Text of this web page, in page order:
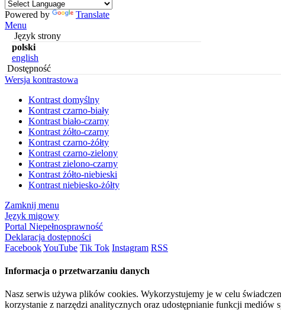
Powered by
Translate
Menu
Język strony
polski
english
Dostępność
Wersja kontrastowa
Kontrast domyślny
Kontrast czarno-biały
Kontrast biało-czarny
Kontrast żółto-czarny
Kontrast czarno-żółty
Kontrast czarno-zielony
Kontrast zielono-czarny
Kontrast żółto-niebieski
Kontrast niebiesko-żółty
Zamknij menu
Język migowy
Portal Niepełnosprawność
Deklaracja dostępności
FacebookYouTube Tik Tok Instagram RSS
Informacja o przetwarzaniu danych
Nasz serwis używa plików cookies. Wykorzystujemy je w celu
korzystanie z narzędzi analitycznych oraz udostępnianie funkcji mediów